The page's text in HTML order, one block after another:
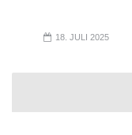
18. JULI 2025